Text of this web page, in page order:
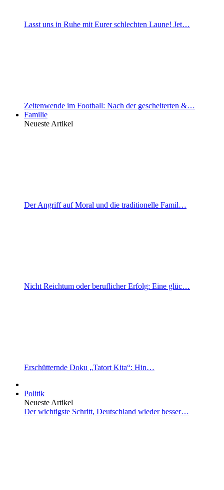
Lasst uns in Ruhe mit Eurer schlechten Laune! Jet…
Zeitenwende im Football: Nach der gescheiterten &…
Familie
Neueste Artikel
Der Angriff auf Moral und die traditionelle Famil…
Nicht Reichtum oder beruflicher Erfolg: Eine glüc…
Erschütternde Doku „Tatort Kita“: Hin…
Politik
Neueste Artikel
Der wichtigste Schritt, Deutschland wieder besser…